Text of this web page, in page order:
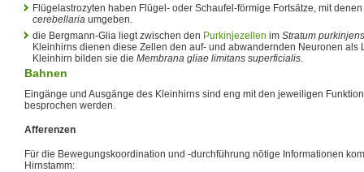
Flügelastrozyten haben Flügel- oder Schaufel-förmige Fortsätze, mit
cerebellaria umgeben.
die Bergmann-Glia liegt zwischen den Purkinjezellen im Stratum
Kleinhirns dienen diese Zellen den auf- und abwandernden Neuronen als
Kleinhirn bilden sie die Membrana gliae limitans superficialis.
Bahnen
Eingänge und Ausgänge des Kleinhirns sind eng mit den jeweiligen
besprochen werden.
Afferenzen
Für die Bewegungskoordination und -durchführung nötige Informationen
Hirnstamm: